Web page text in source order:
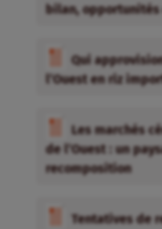
bilan,
Qui
l’Ouest en riz
Les marchés
de l’Ouest : un
recomposition
Tentatives de